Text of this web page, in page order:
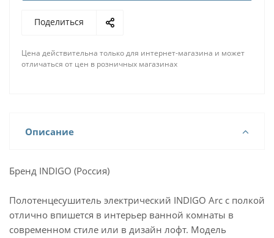
Поделиться
Цена действительна только для интернет-магазина и может
отличаться от цен в розничных магазинах
Описание
Бренд INDIGO (Россия)
Полотенцесушитель электрический INDIGO Arc с полкой
отлично впишется в интерьер ванной комнаты в
современном стиле или в дизайн лофт. Модель